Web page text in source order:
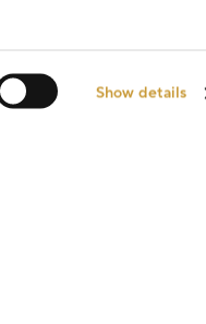
Show details